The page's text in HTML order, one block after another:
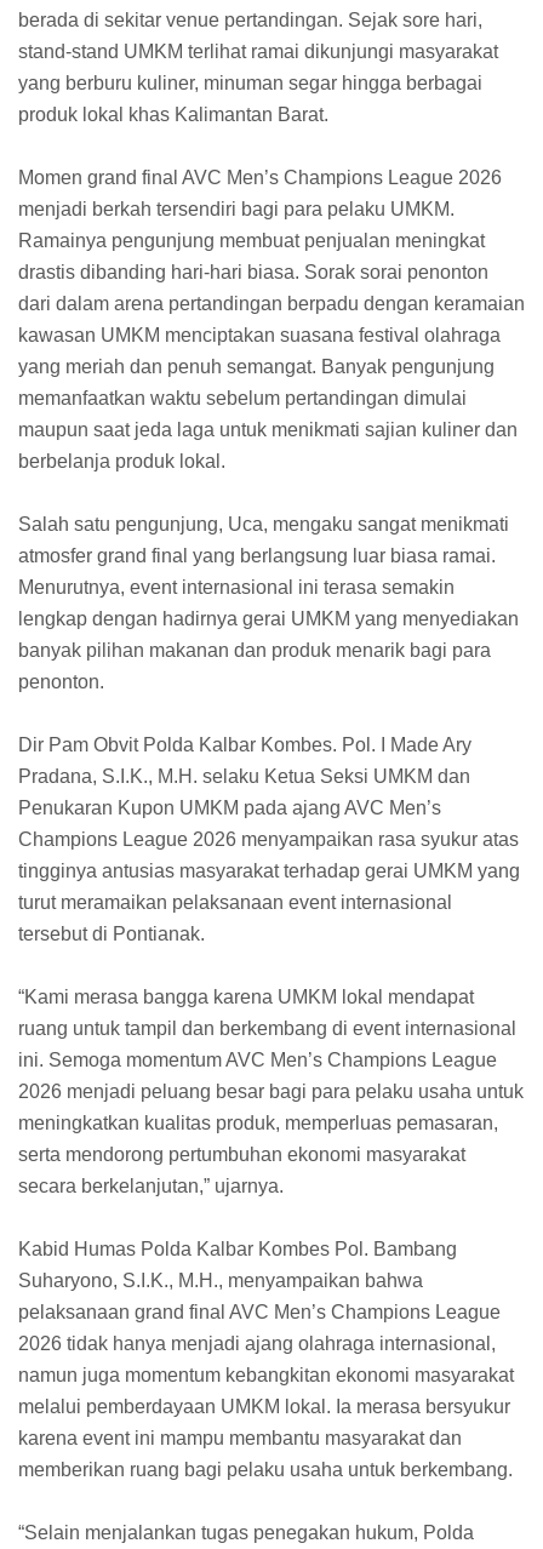
berada di sekitar venue pertandingan. Sejak sore hari,
stand-stand UMKM terlihat ramai dikunjungi masyarakat
yang berburu kuliner, minuman segar hingga berbagai
produk lokal khas Kalimantan Barat.
Momen grand final AVC Men’s Champions League 2026
menjadi berkah tersendiri bagi para pelaku UMKM.
Ramainya pengunjung membuat penjualan meningkat
drastis dibanding hari-hari biasa. Sorak sorai penonton
dari dalam arena pertandingan berpadu dengan keramaian
kawasan UMKM menciptakan suasana festival olahraga
yang meriah dan penuh semangat. Banyak pengunjung
memanfaatkan waktu sebelum pertandingan dimulai
maupun saat jeda laga untuk menikmati sajian kuliner dan
berbelanja produk lokal.
Salah satu pengunjung, Uca, mengaku sangat menikmati
atmosfer grand final yang berlangsung luar biasa ramai.
Menurutnya, event internasional ini terasa semakin
lengkap dengan hadirnya gerai UMKM yang menyediakan
banyak pilihan makanan dan produk menarik bagi para
penonton.
Dir Pam Obvit Polda Kalbar Kombes. Pol. I Made Ary
Pradana, S.I.K., M.H. selaku Ketua Seksi UMKM dan
Penukaran Kupon UMKM pada ajang AVC Men’s
Champions League 2026 menyampaikan rasa syukur atas
tingginya antusias masyarakat terhadap gerai UMKM yang
turut meramaikan pelaksanaan event internasional
tersebut di Pontianak.
“Kami merasa bangga karena UMKM lokal mendapat
ruang untuk tampil dan berkembang di event internasional
ini. Semoga momentum AVC Men’s Champions League
2026 menjadi peluang besar bagi para pelaku usaha untuk
meningkatkan kualitas produk, memperluas pemasaran,
serta mendorong pertumbuhan ekonomi masyarakat
secara berkelanjutan,” ujarnya.
Kabid Humas Polda Kalbar Kombes Pol. Bambang
Suharyono, S.I.K., M.H., menyampaikan bahwa
pelaksanaan grand final AVC Men’s Champions League
2026 tidak hanya menjadi ajang olahraga internasional,
namun juga momentum kebangkitan ekonomi masyarakat
melalui pemberdayaan UMKM lokal. Ia merasa bersyukur
karena event ini mampu membantu masyarakat dan
memberikan ruang bagi pelaku usaha untuk berkembang.
“Selain menjalankan tugas penegakan hukum, Polda